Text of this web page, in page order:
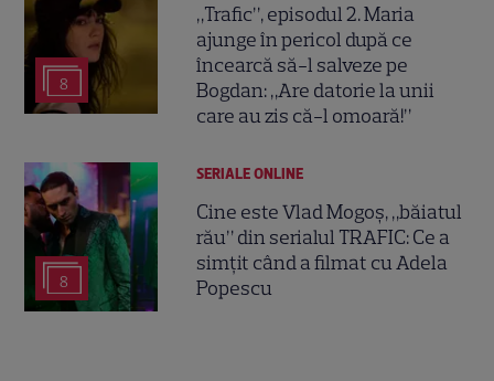
8
„Trafic”, episodul 2. Maria
ajunge în pericol după ce
încearcă să-l salveze pe
Bogdan: „Are datorie la unii
care au zis că-l omoară!”
8
SERIALE ONLINE
Cine este Vlad Mogoș, „băiatul
rău” din serialul TRAFIC: Ce a
simțit când a filmat cu Adela
Popescu